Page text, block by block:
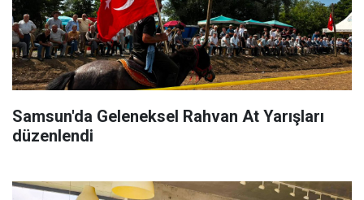
Samsun'da Geleneksel Rahvan At Yarışları
düzenlendi